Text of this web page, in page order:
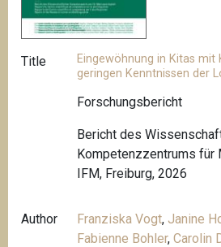
Title
Eingewöhnung in Kitas mit
geringen Kenntnissen der
Forschungsbericht
Bericht des
Kompetenzzentrums für
IFM, Freiburg, 2026
Author Franziska Vogt,Janine
Fabienne Bohler,Carolin